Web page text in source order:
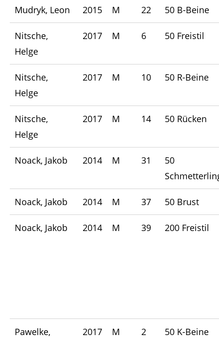
Mudryk, Leon 2015 M 22 50 B-Beine
Nitsche,
Helge
2017 M 6 50 Freistil
Nitsche,
Helge
2017 M 10 50 R-Beine
Nitsche,
Helge
2017 M 14 50 Rücken
Noack, Jakob 2014 M 31
50
Noack, Jakob 2014 M 37 50 Brust
Noack, Jakob 2014 M 39 200 Freistil
Pawelke,
2017 M 2 50 K-Beine